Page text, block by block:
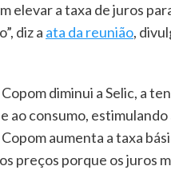
elevar a taxa de juros
diz a ata da reunião,
diminui a Selic, a
ao consumo,
aumenta a taxa
preços porque os juros